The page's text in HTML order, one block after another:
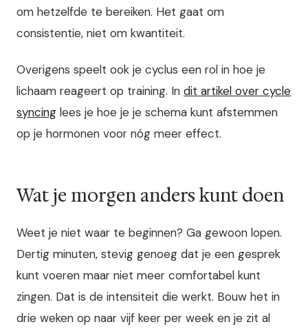
om hetzelfde te bereiken. Het gaat om
consistentie, niet om kwantiteit.
Overigens speelt ook je cyclus een rol in hoe je
lichaam reageert op training. In dit artikel over cycle
syncing lees je hoe je je schema kunt afstemmen
op je hormonen voor nóg meer effect.
Wat je morgen anders kunt doen
Weet je niet waar te beginnen? Ga gewoon lopen.
Dertig minuten, stevig genoeg dat je een gesprek
kunt voeren maar niet meer comfortabel kunt
zingen. Dat is de intensiteit die werkt. Bouw het in
drie weken op naar vijf keer per week en je zit al